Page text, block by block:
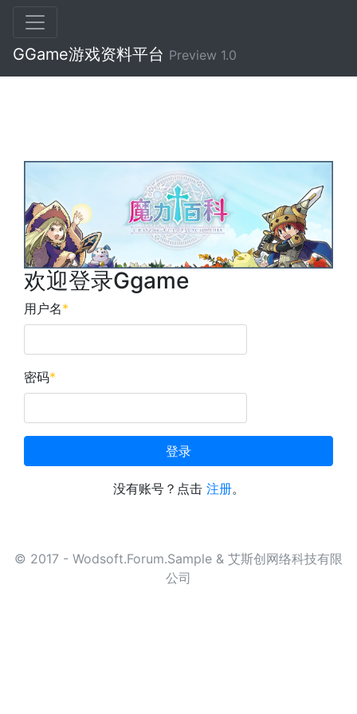
GGame游戏资料平台 Preview 1.0
欢迎登录Ggame
用户名*
密码*
登录
没有账号？点击 注册。
© 2017 - Wodsoft.Forum.Sample & 艾斯创网络科技有限
公司